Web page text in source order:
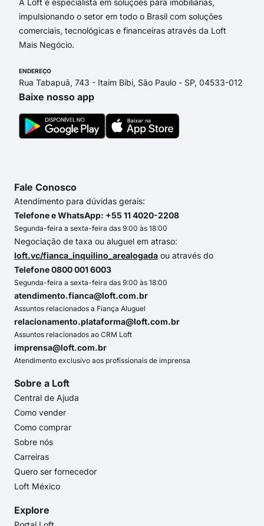
A Loft é especialista em soluções para imobiliárias,
impulsionando o setor em todo o Brasil com soluções
comerciais, tecnológicas e financeiras através da Loft
Mais Negócio.
ENDEREÇO
Rua Tabapuã, 743 - Itaim Bibi, São Paulo - SP, 04533-012
Baixe nosso app
Fale Conosco
Atendimento para dúvidas gerais:
Telefone e WhatsApp: +55 11 4020-2208
Segunda-feira a sexta-feira das 9:00 às 18:00
Negociação de taxa ou aluguel em atraso:
loft.vc/fianca_inquilino_arealogada ou através do
Telefone 0800 001 6003
Segunda-feira a sexta-feira das 9:00 às 18:00
atendimento.fianca@loft.com.br
Assuntos relacionados a Fiança Aluguel
relacionamento.plataforma@loft.com.br
Assuntos relacionados ao CRM Loft
imprensa@loft.com.br
Atendimento exclusivo aos profissionais de imprensa
Sobre a Loft
Central de Ajuda
Como vender
Como comprar
Sobre nós
Carreiras
Quero ser fornecedor
Loft México
Explore